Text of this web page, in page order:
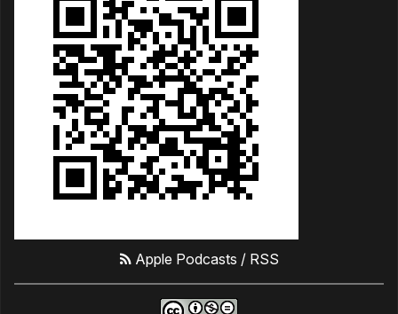
Apple Podcasts / RSS